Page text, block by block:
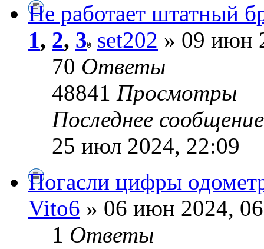
Не работает штатный
1, 2, 3 set202 » 09 июн
70 Ответы
48841 Просмотры
Последнее
25 июл 2024, 22:09
Погасли цифры
Vito6 » 06 июн 2024,
1 Ответы